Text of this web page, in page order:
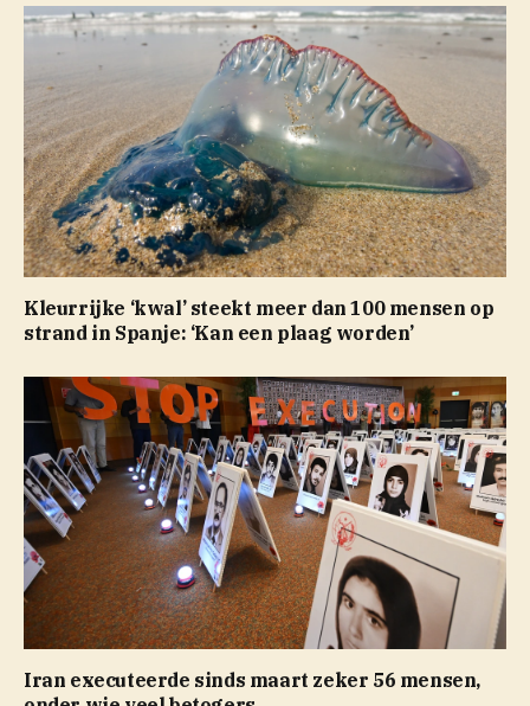
Kleurrijke ‘kwal’ steekt meer dan 100 mensen op
strand in Spanje: ‘Kan een plaag worden’
Iran executeerde sinds maart zeker 56 mensen,